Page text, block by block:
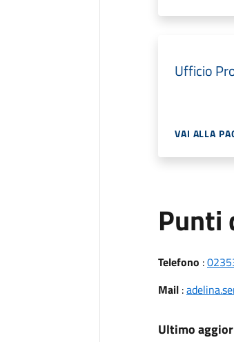
Ufficio
VAI ALLA
Punti
Telefono :
Mail:
Ultimo